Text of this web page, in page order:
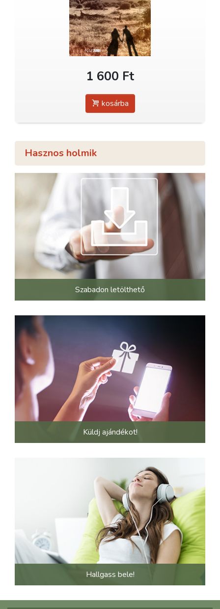
1 600 Ft
kosárba
Hasznos holmik
Szabadon letölthető
Küldj ajándékot!
Hallgass bele!